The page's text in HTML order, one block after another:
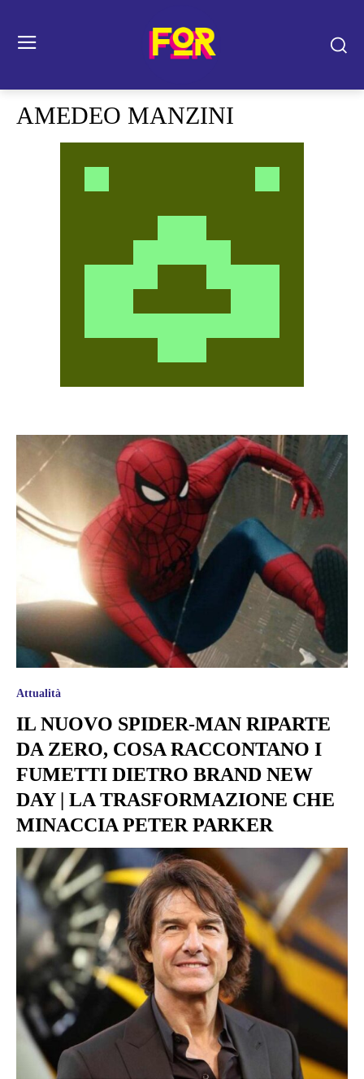
AMEDEO MANZINI
Attualità
IL NUOVO SPIDER-MAN RIPARTE
DA ZERO, COSA RACCONTANO I
FUMETTI DIETRO BRAND NEW
DAY | LA TRASFORMAZIONE CHE
MINACCIA PETER PARKER